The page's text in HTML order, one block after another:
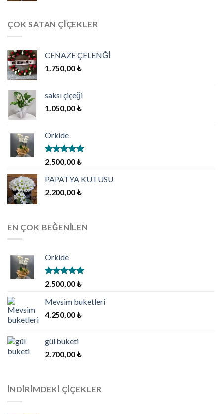
ÇOK SATAN ÇIÇEKLER
CENAZE ÇELENĞİ
1.750,00₺
saksı çiçeği
1.050,00₺
Orkide
5 üzerinden
oy
aldı
2.500,00₺
PAPATYA KUTUSU
2.200,00₺
EN ÇOK BEĞENILEN
Orkide
5 üzerinden
oy
aldı
2.500,00₺
Mevsim buketleri
4.250,00₺
gül buketi
2.700,00₺
İNDIRIMDEKI ÇIÇEKLER